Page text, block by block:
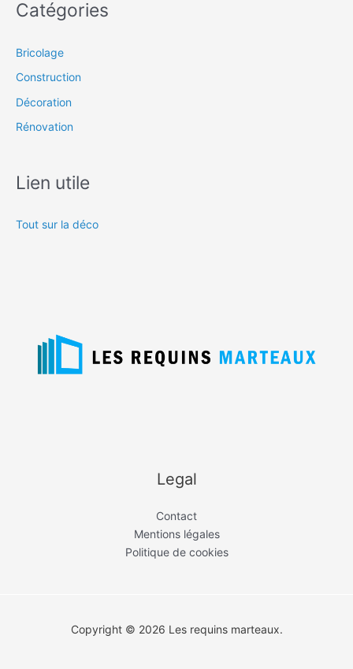
Catégories
Bricolage
Construction
Décoration
Rénovation
Lien utile
Tout sur la déco
Legal
Contact
Mentions légales
Politique de cookies
Copyright © 2026 Les requins marteaux.